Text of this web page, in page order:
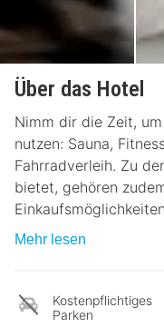
Über das Hotel
Nimm dir die Zeit,
nutzen: Sauna,
Fahrradverleih. Zu
bietet, gehören
Mehr lesen
Kostenpflichtiges
Parken